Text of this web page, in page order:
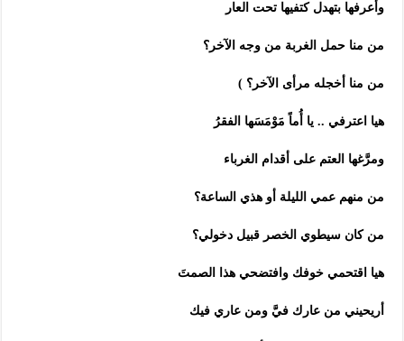
وأعرفها بتهدل كتفيها تحت العار
من منا حمل الغربة من وجه الآخر؟
من منا أخجله مرأى الآخر؟ )
هيا اعترفي .. يا أُماً مَوْمَسَها الفقرُ
ومرَّغها العتم على أقدام الغرباء
من منهم عمي الليلة أو هذي الساعة؟
من كان سيطوي الخصر قبيل دخولي؟
هيا اقتحمي خوفك وافتضحي هذا الصمتَ
أريحيني من عارك فيَّ ومن عاري فيك